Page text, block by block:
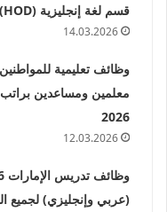
قسم لغة إنجليزية (HOD) لمدرسة منهاج CBSE لعام 2026
14.03.2026
2026
12.03.2026